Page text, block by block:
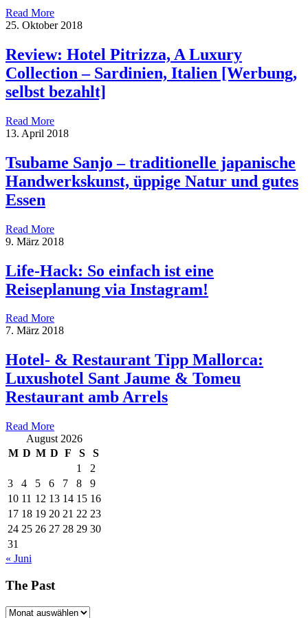
Read More
25. Oktober 2018
Review: Hotel Pitrizza, A Luxury
Collection – Sardinien, Italien [Werbung,
selbst bezahlt]
Read More
13. April 2018
Tsubame Sanjo – traditionelle japanische
Handwerkskunst, üppige Natur und gutes
Essen
Read More
9. März 2018
Life-Hack: So einfach ist eine
Reiseplanung via Instagram!
Read More
7. März 2018
Hotel- & Restaurant Tipp Mallorca:
Luxushotel Sant Jaume & Tomeu
Restaurant amb Arrels
Read More
August 2026
M D M D F S
S
1
2
3
4 5 6 7 8
9
10 11 12 13 14 15 16
17 18 19 20 21 22 23
24 25 26 27 28 29 30
31
« Juni
The Past
The